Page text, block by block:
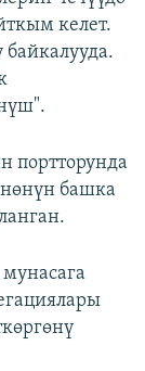
келет.
портторунда
башка